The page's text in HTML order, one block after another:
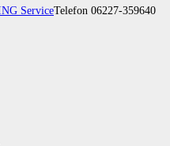
Telefon 06227-359640